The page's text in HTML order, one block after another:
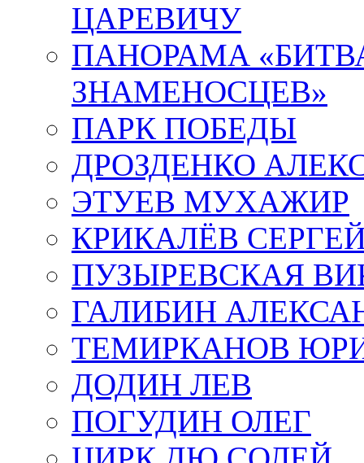
ЦАРЕВИЧУ
ПАНОРАМА
ЗНАМЕНОСЦЕВ»
ПАРК ПОБЕДЫ
ДРОЗДЕНКО
ЭТУЕВ МУХАЖИР
КРИКАЛЁВ
ПУЗЫРЕВСКАЯ
ГАЛИБИН
ТЕМИРКАНОВ
ДОДИН ЛЕВ
ПОГУДИН ОЛЕГ